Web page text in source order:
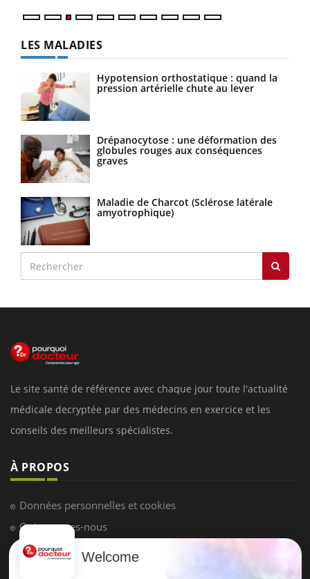
LES MALADIES
Hypotension orthostatique : quand la
pression artérielle chute au lever
Drépanocytose : une déformation des
globules rouges aux conséquences
graves
Maladie de Charcot (Sclérose latérale
amyotrophique)
Le site santé de référence avec chaque jour toute l'actualité
médicale decryptée par des médecins en exercice et les
conseils des meilleurs spécialistes.
À PROPOS
Données personnelles et cookies
Qui sommes-nous
Conditions d'utilisation
Welcome